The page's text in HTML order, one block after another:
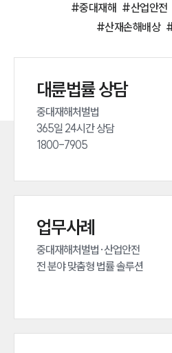
#중대재해 #산업안전
#산재손해배상
대륜법률 상담
중대재해처벌법
365일 24시간 상담
1800-7905
업무사례
중대재해처벌법·산업안전
전 분야 맞춤형 법률 솔루션